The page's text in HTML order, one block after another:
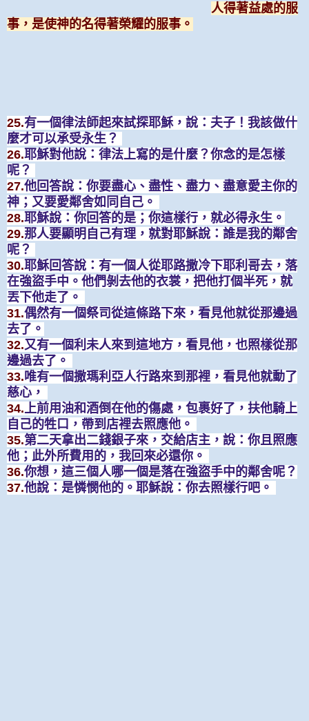
人得著益處的服
事，是使神的名得著榮耀的服事。
25.有一個律法師起來試探耶穌，說：夫子！我該做什
麼才可以承受永生？
26.耶穌對他說：律法上寫的是什麼？你念的是怎樣
呢？
27.他回答說：你要盡心、盡性、盡力、盡意愛主你的
神；又要愛鄰舍如同自己。
28.耶穌說：你回答的是；你這樣行，就必得永生。
29.那人要顯明自己有理，就對耶穌說：誰是我的鄰舍
呢？
30.耶穌回答說：有一個人從耶路撒冷下耶利哥去，落
在強盜手中。他們剝去他的衣裳，把他打個半死，就
丟下他走了。
31.偶然有一個祭司從這條路下來，看見他就從那邊過
去了。
32.又有一個利未人來到這地方，看見他，也照樣從那
邊過去了。
33.唯有一個撒瑪利亞人行路來到那裡，看見他就動了
慈心，
34. 上前用油和酒倒在他的傷處，包裹好了，扶他騎上
自己的牲口，帶到店裡去照應他。
35.第二天拿出二錢銀子來，交給店主，說：你且照應
他；此外所費用的，我回來必還你。
36.你想，這三個人哪一個是落在強盜手中的鄰舍呢？
37.他說：是憐憫他的。耶穌說：你去照樣行吧。